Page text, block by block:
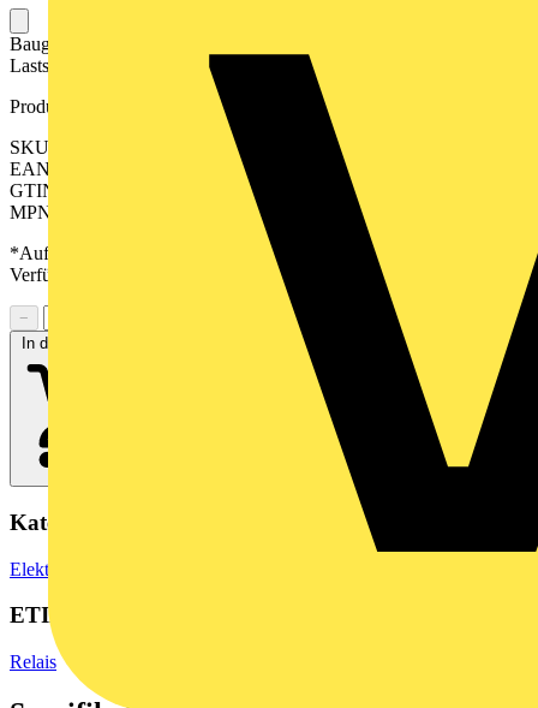
Baugruppe aus Steckrelais und Stecksockel. Steuerstromkreis und
Laststromkreis sind galvanisch getrennt.
Produktkennzeichen
SKU: 2576170000
EAN: 04050118585933
GTIN: 04050118585933
MPN: DRIKITP115VAC 2CO LD/PB
*Auf Anfrage verfügbar - bitte in den Warenkorb legen, um
Verfügbarkeit zu prüfen
−
In den Warenkorb
Kategorien
Elektronische Bauteile
ETIM Group
Relais